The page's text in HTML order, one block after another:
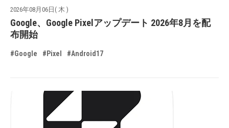
2026年08月06日( 木 )
Google、Google Pixelアップデート 2026年8月を配
布開始
#Google #Pixel #Android17